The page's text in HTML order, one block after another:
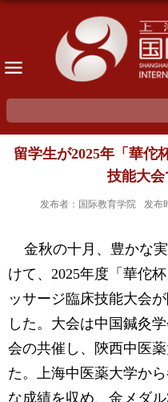
留学生が2025年「華佗
技能大会
发布者：国际教育学院 发布
金秋の十月、豊かな実
けて、2025年度「華佗
ッサージ臨床技能大会
した。大会は中国鍼灸
会の共催し、陝西中医
た。上海中医薬大学か
な成績を収め、金メダ